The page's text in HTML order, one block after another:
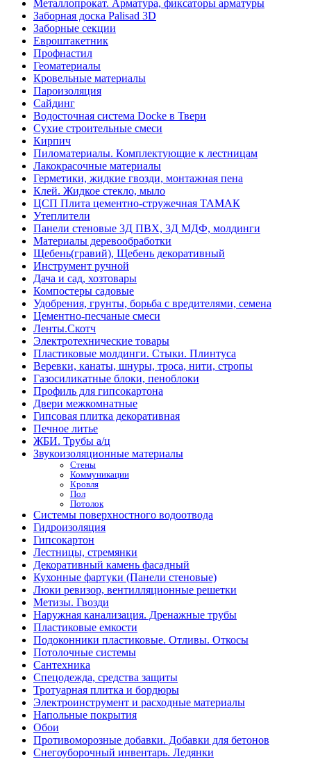
Металлопрокат. Арматура, фиксаторы арматуры
Заборная доска Palisad 3D
Заборные секции
Евроштакетник
Профнастил
Геоматериалы
Кровельные материалы
Пароизоляция
Сайдинг
Водосточная система Docke в Твери
Сухие строительные смеси
Кирпич
Пиломатериалы. Комплектующие к лестницам
Лакокрасочные материалы
Герметики, жидкие гвозди, монтажная пена
Клей. Жидкое стекло, мыло
ЦСП Плита цементно-стружечная ТАМАК
Утеплители
Панели стеновые 3Д ПВХ, 3Д МДФ, молдинги
Материалы деревообработки
Щебень(гравий), Щебень декоративный
Инструмент ручной
Дача и сад, хозтовары
Компостеры садовые
Удобрения, грунты, борьба с вредителями, семена
Цементно-песчаные смеси
Ленты.Скотч
Электротехнические товары
Пластиковые молдинги. Стыки. Плинтуса
Веревки, канаты, шнуры, троса, нити, стропы
Газосиликатные блоки, пеноблоки
Профиль для гипсокартона
Двери межкомнатные
Гипсовая плитка декоративная
Печное литье
ЖБИ. Трубы а/ц
Звукоизоляционные материалы
Стены
Коммуникации
Кровля
Пол
Потолок
Системы поверхностного водоотвода
Гидроизоляция
Гипсокартон
Лестницы, стремянки
Декоративный камень фасадный
Кухонные фартуки (Панели стеновые)
Люки ревизор, вентилляционные решетки
Метизы. Гвозди
Наружная канализация. Дренажные трубы
Пластиковые емкости
Подоконники пластиковые. Отливы. Откосы
Потолочные системы
Сантехника
Спецодежда, средства защиты
Тротуарная плитка и бордюры
Электроинструмент и расходные материалы
Напольные покрытия
Обои
Противоморозные добавки. Добавки для бетонов
Снегоуборочный инвентарь. Ледянки